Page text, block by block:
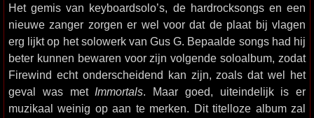
Het gemis van keyboardsolo’s, de hardrocksongs en een
nieuwe zanger zorgen er wel voor dat de plaat bij vlagen
erg lijkt op het solowerk van Gus G. Bepaalde songs had hij
beter kunnen bewaren voor zijn volgende soloalbum, zodat
Firewind echt onderscheidend kan zijn, zoals dat wel het
geval was met Immortals. Maar goed, uiteindelijk is er
muzikaal weinig op aan te merken. Dit titelloze album zal